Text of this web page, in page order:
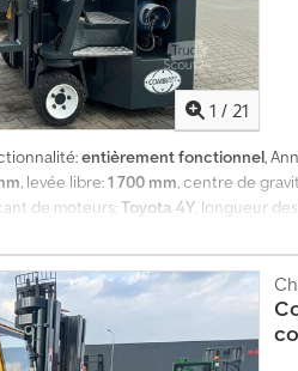
1 / 21
entièrement fonctionnel,
, levée libre:1 700 mm, centre de
de moteurs:Toyota 4Y, longueur
protecteur de tête, Très bon
complet. Chedpfjzqd Ukjx Ab